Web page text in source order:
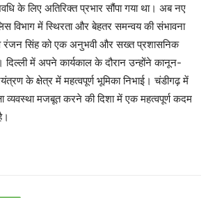
के लिए अतिरिक्त प्रभार सौंपा गया था। अब नए
में स्थिरता और बेहतर समन्वय की संभावना
रंजन सिंह को एक अनुभवी और सख्त प्रशासनिक
दिल्ली में अपने कार्यकाल के दौरान उन्होंने कानून-
के क्षेत्र में महत्वपूर्ण भूमिका निभाई। चंडीगढ़ में
व्यवस्था मजबूत करने की दिशा में एक महत्वपूर्ण कदम